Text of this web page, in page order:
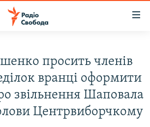
просить членiв
вранцi оформити
звiльнення Шаповала
Центрвиборчкому